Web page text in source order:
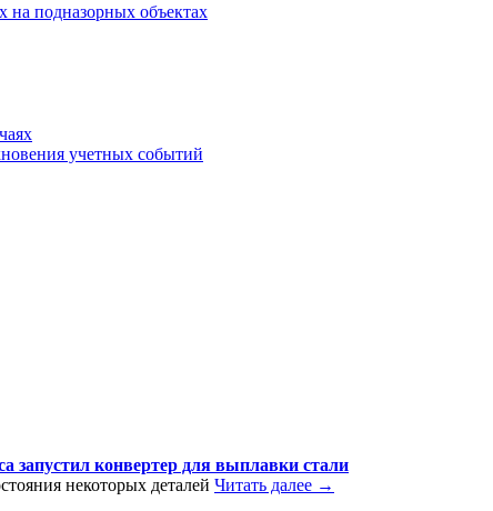
на подназорных объектах
учетных событий
запустил конвертер для выплавки стали
некоторых деталей Читать далее →